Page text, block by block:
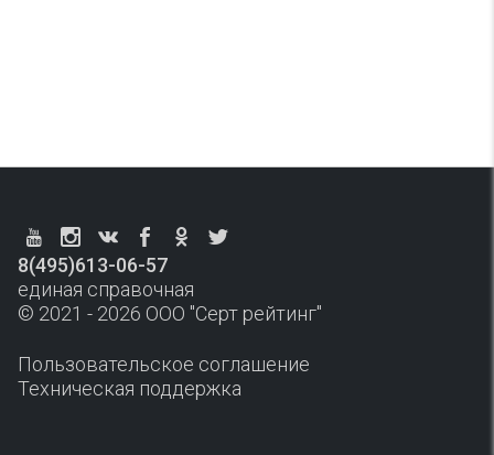
8(495)613-06-57
единая справочная
© 2021 - 2026 ООО "Серт рейтинг"
Пользовательское соглашение
Техническая поддержка